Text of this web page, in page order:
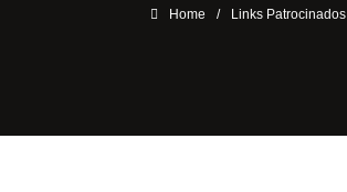
Home / Links Patrocinados